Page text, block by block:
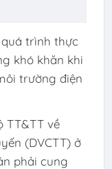
trình thực
khó khăn khi
trường điện
TT&TT về
(DVCTT) ở
phải cung